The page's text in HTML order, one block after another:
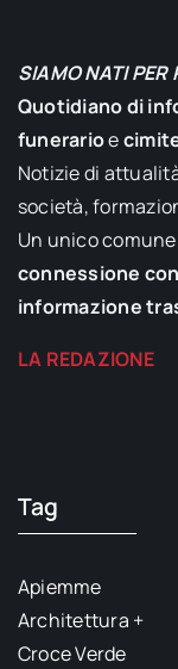
SIAMO NATI PER
Quotidiano di
funerarioe
Notizie di
società,
Un unico
connessione
informazione
LA REDAZIONE
Tag
Apiemme
Architettura +
Croce Verde